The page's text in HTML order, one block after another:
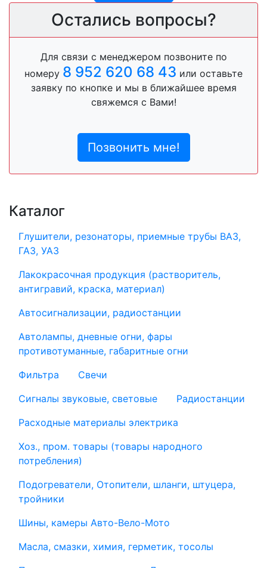
Остались вопросы?
Для связи с менеджером позвоните по
номеру 8 952 620 68 43 или оставьте
заявку по кнопке и мы в ближайшее время
свяжемся с Вами!
Позвонить мне!
Каталог
Глушители, резонаторы, приемные трубы ВАЗ,
ГАЗ, УАЗ
Лакокрасочная продукция (растворитель,
антигравий, краска, материал)
Автосигнализации, радиостанции
Автолампы, дневные огни, фары
противотуманные, габаритные огни
Фильтра
Свечи
Сигналы звуковые, световые
Радиостанции
Расходные материалы электрика
Хоз., пром. товары (товары народного
потребления)
Подогреватели, Отопители, шланги, штуцера,
тройники
Шины, камеры Авто-Вело-Мото
Масла, смазки, химия, герметик, тосолы